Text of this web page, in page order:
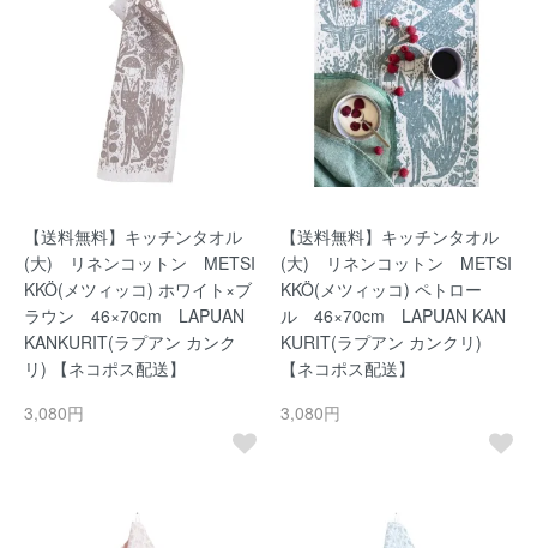
【送料無料】キッチンタオル
(大) リネンコットン METSI
KKÖ(メツィッコ) ホワイト×ブ
ラウン 46×70cm LAPUAN
KANKURIT(ラプアン カンク
リ) 【ネコポス配送】
3,080円
【送料無料】キッチンタオル
(大) リネンコットン METSI
KKÖ(メツィッコ) ペトロー
ル 46×70cm LAPUAN KAN
KURIT(ラプアン カンクリ)
【ネコポス配送】
3,080円